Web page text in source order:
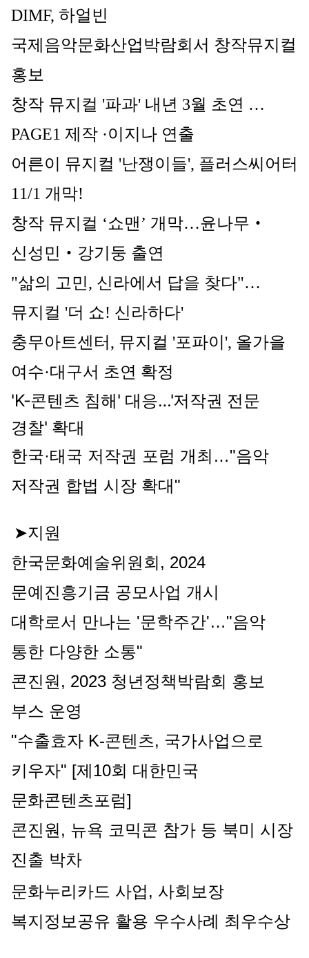
DIMF, 하얼빈
국제음악문화산업박람회서 창작뮤지컬
홍보
창작 뮤지컬 '파과' 내년 3월 초연 …
PAGE1 제작 ·이지나 연출
어른이 뮤지컬 '난쟁이들', 플러스씨어터
11/1 개막!
창작 뮤지컬 ‘쇼맨’ 개막…윤나무‧
신성민‧강기둥 출연
"삶의 고민, 신라에서 답을 찾다"…
뮤지컬 '더 쇼! 신라하다'
충무아트센터, 뮤지컬 '포파이', 올가을
여수·대구서 초연 확정
'K-콘텐츠 침해' 대응…'저작권 전문
경찰' 확대
한국·태국 저작권 포럼 개최…"음악
저작권 합법 시장 확대"
➤지원
한국문화예술위원회, 2024
문예진흥기금 공모사업 개시
대학로서 만나는 '문학주간'…"음악
통한 다양한 소통"
콘진원, 2023 청년정책박람회 홍보
부스 운영
"수출효자 K-콘텐츠, 국가사업으로
키우자" [제10회 대한민국
문화콘텐츠포럼]
콘진원, 뉴욕 코믹콘 참가 등 북미 시장
진출 박차
문화누리카드 사업, 사회보장
복지정보공유 활용 우수사례 최우수상